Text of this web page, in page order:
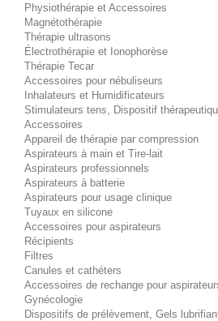
Physiothérapie et Accessoires
Magnétothérapie
Thérapie ultrasons
Électrothérapie et Ionophorèse
Thérapie Tecar
Accessoires pour nébuliseurs
Inhalateurs et Humidificateurs
Stimulateurs tens, Dispositif
Accessoires
Appareil de thérapie par compression
Aspirateurs à main et Tire-lait
Aspirateurs professionnels
Aspirateurs à batterie
Aspirateurs pour usage clinique
Tuyaux en silicone
Accessoires pour aspirateurs
Récipients
Filtres
Canules et cathéters
Accessoires de rechange pour
Gynécologie
Dispositifs de prélèvement, Gels